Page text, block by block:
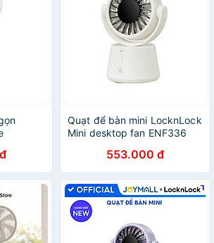
hãng
Quạt để bàn mini LocknLock
Mini desktop fan ENF336
3600mAh - Hàng chính
hãng
553.000 đ